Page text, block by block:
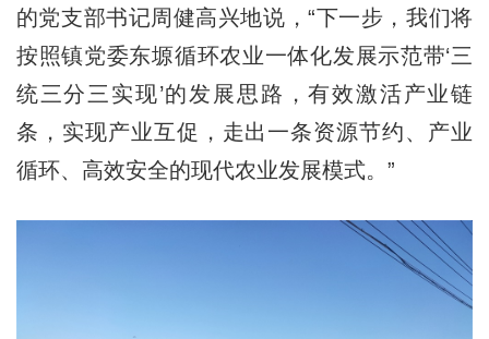
的党支部书记周健高兴地说，“下一步，我们将
按照镇党委东塬循环农业一体化发展示范带‘三
统三分三实现’的发展思路，有效激活产业链
条，实现产业互促，走出一条资源节约、产业
循环、高效安全的现代农业发展模式。”